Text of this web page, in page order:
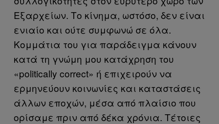
Εξαρχείων. Το κίνημα, ωστόσο, δεν είναι
ενιαίο και ούτε συμφωνώ σε όλα.
Κομμάτια του για παράδειγμα κάνουν
κατά τη γνώμη μου κατάχρηση του
«politically correct» ή επιχειρούν να
ερμηνεύουν κοινωνίες και καταστάσεις
άλλων εποχών, μέσα από πλαίσιo που
ορίσαμε πριν από δέκα χρόνια. Τέτοιες